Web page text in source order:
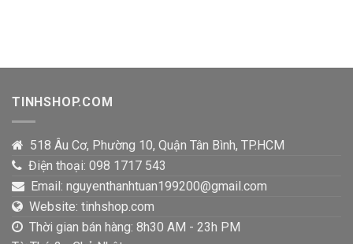
TINHSHOP.COM
518 Âu Cơ, Phường 10, Quận Tân Bình, TP.HCM
Điện thoại: 098 1717 543
Email: nguyenthanhtuan199200@gmail.com
Website: tinhshop.com
Thời gian bán hàng: 8h30 AM - 23h PM